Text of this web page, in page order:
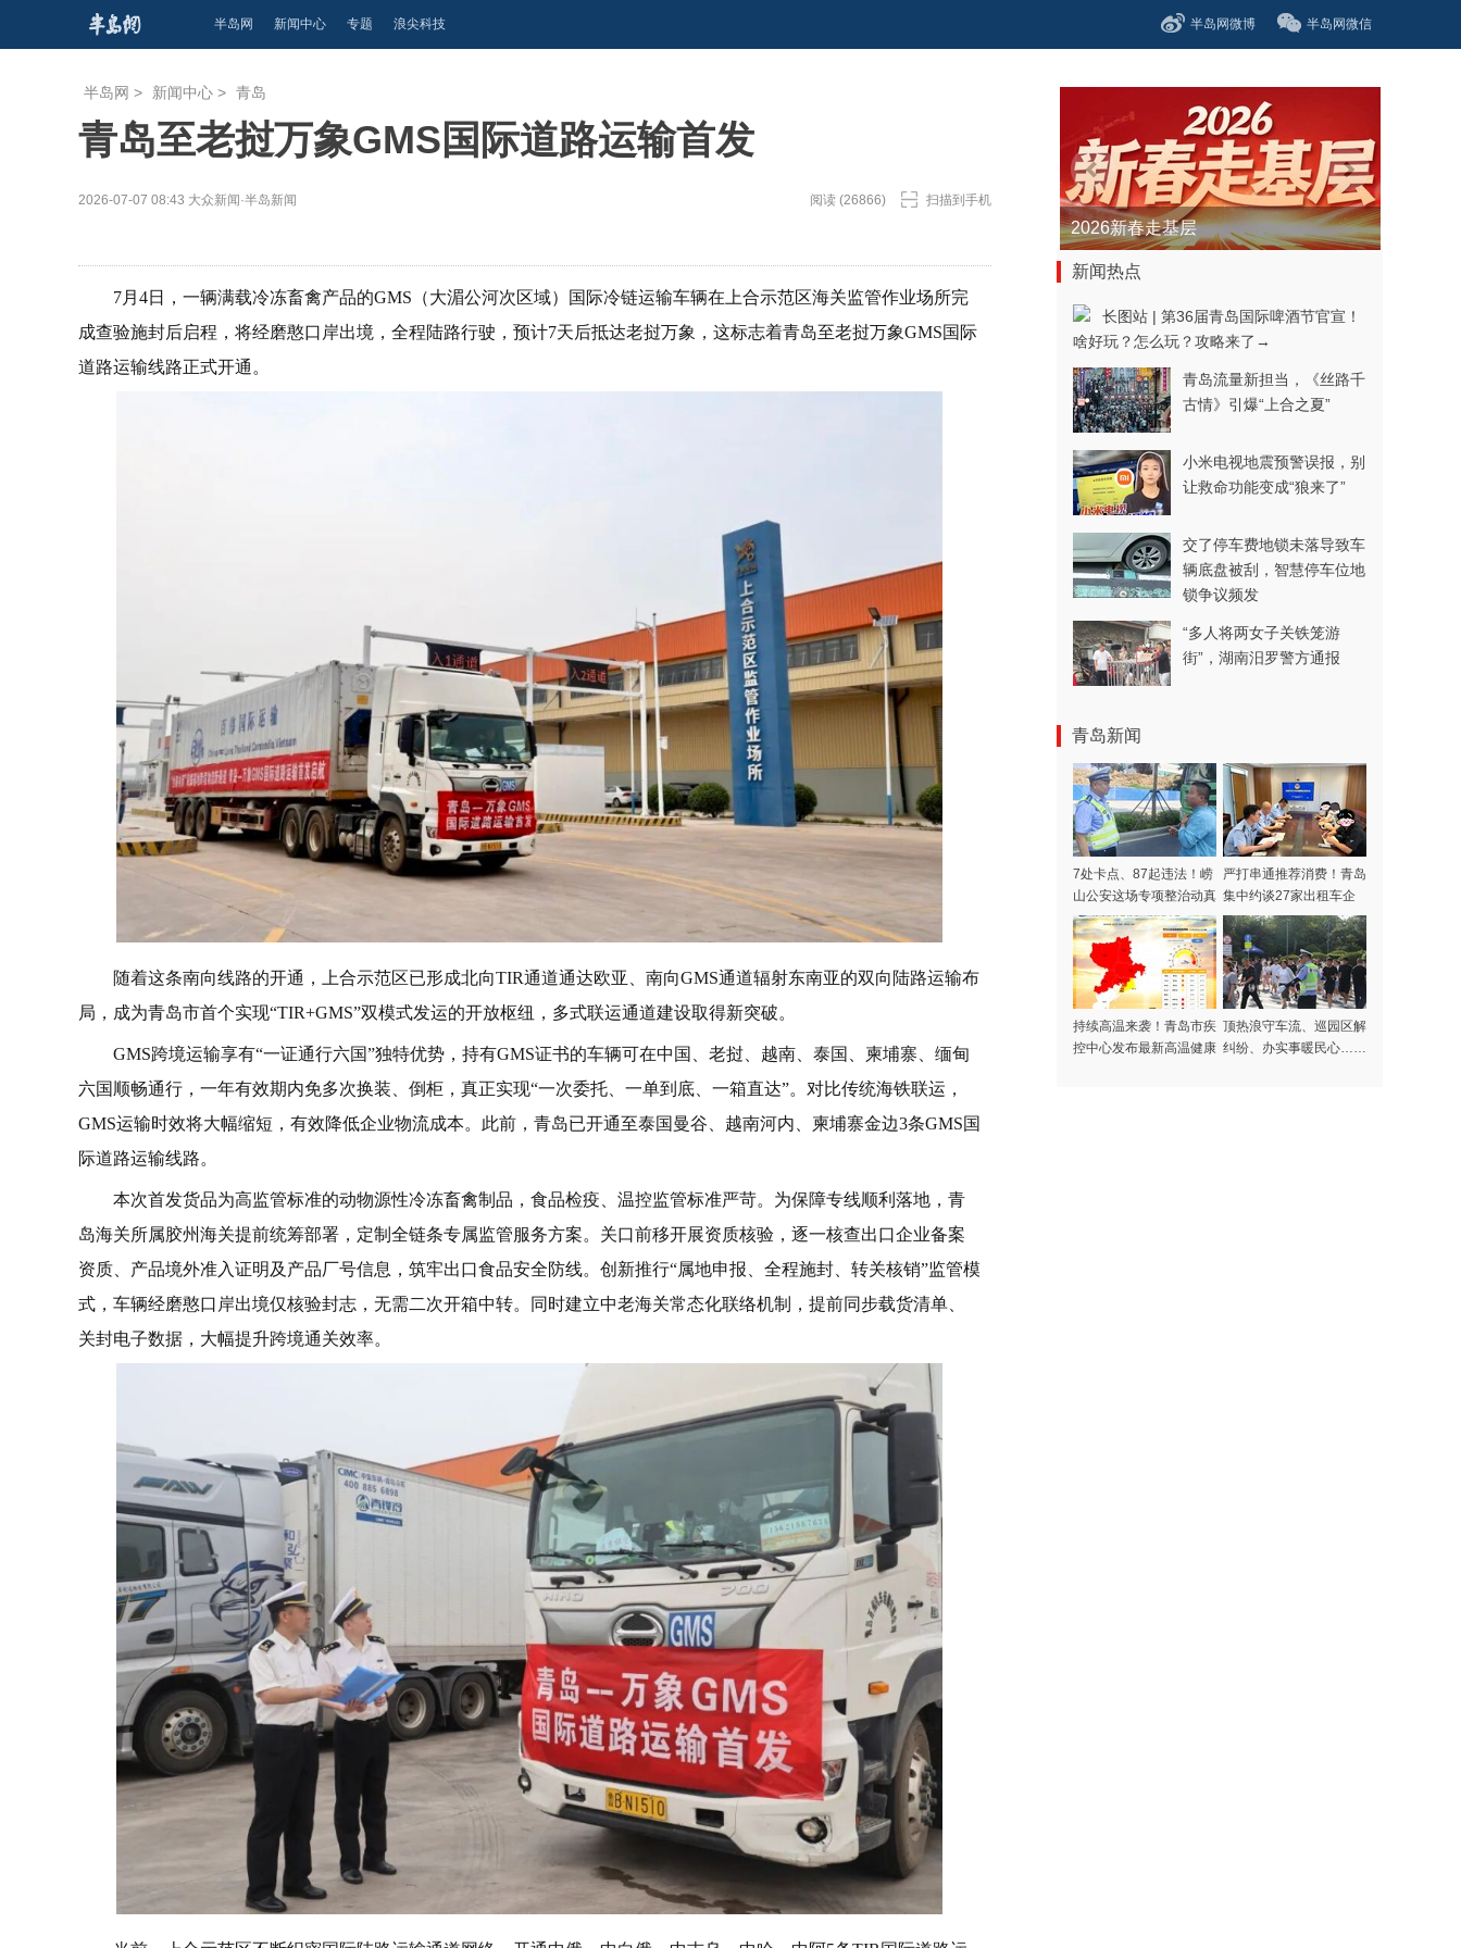
半岛网 新闻中心 专题 浪尖科技 半岛网微博 半岛网微信
半岛网 > 新闻中心 > 青岛
青岛至老挝万象GMS国际道路运输首发
2026-07-07 08:43 大众新闻·半岛新闻 阅读 (26866) 扫描到手机
7月4日，一辆满载冷冻畜禽产品的GMS（大湄公河次区域）国际冷链运输车辆在上合示范区海关监管作业场所完
成查验施封后启程，将经磨憨口岸出境，全程陆路行驶，预计7天后抵达老挝万象，这标志着青岛至老挝万象GMS国际
道路运输线路正式开通。
随着这条南向线路的开通，上合示范区已形成北向TIR通道通达欧亚、南向GMS通道辐射东南亚的双向陆路运输布
局，成为青岛市首个实现“TIR+GMS”双模式发运的开放枢纽，多式联运通道建设取得新突破。
GMS跨境运输享有“一证通行六国”独特优势，持有GMS证书的车辆可在中国、老挝、越南、泰国、柬埔寨、缅甸
六国顺畅通行，一年有效期内免多次换装、倒柜，真正实现“一次委托、一单到底、一箱直达”。对比传统海铁联运，
GMS运输时效将大幅缩短，有效降低企业物流成本。此前，青岛已开通至泰国曼谷、越南河内、柬埔寨金边3条GMS国
际道路运输线路。
本次首发货品为高监管标准的动物源性冷冻畜禽制品，食品检疫、温控监管标准严苛。为保障专线顺利落地，青
岛海关所属胶州海关提前统筹部署，定制全链条专属监管服务方案。关口前移开展资质核验，逐一核查出口企业备案
资质、产品境外准入证明及产品厂号信息，筑牢出口食品安全防线。创新推行“属地申报、全程施封、转关核销”监管模
式，车辆经磨憨口岸出境仅核验封志，无需二次开箱中转。同时建立中老海关常态化联络机制，提前同步载货清单、
关封电子数据，大幅提升跨境通关效率。
青春逐梦正当时——聚焦2026年中...
新闻热点
长图站 | 第36届青岛国际啤酒节官宣！
啥好玩？怎么玩？攻略来了→
青岛流量新担当，《丝路千
古情》引爆“上合之夏”
小米电视地震预警误报，别
让救命功能变成“狼来了”
交了停车费地锁未落导致车
辆底盘被刮，智慧停车位地
锁争议频发
“多人将两女子关铁笼游
街”，湖南汨罗警方通报
青岛新闻
7处卡点、87起违法！崂
山公安这场专项整治动真
格了
严打串通推荐消费！青岛
集中约谈27家出租车企
业
持续高温来袭！青岛市疾
控中心发布最新高温健康
顶热浪守车流、巡园区解
纠纷、办实事暖民心……